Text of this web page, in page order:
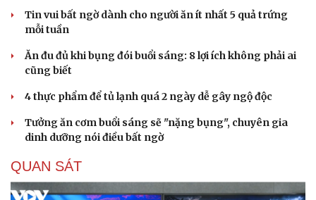
Tin vui bất ngờ dành cho người ăn ít nhất 5 quả trứng
mỗi tuần
Ăn đu đủ khi bụng đói buổi sáng: 8 lợi ích không phải ai
cũng biết
4 thực phẩm để tủ lạnh quá 2 ngày dễ gây ngộ độc
Tưởng ăn cơm buổi sáng sẽ "nặng bụng", chuyên gia
dinh dưỡng nói điều bất ngờ
QUAN SÁT